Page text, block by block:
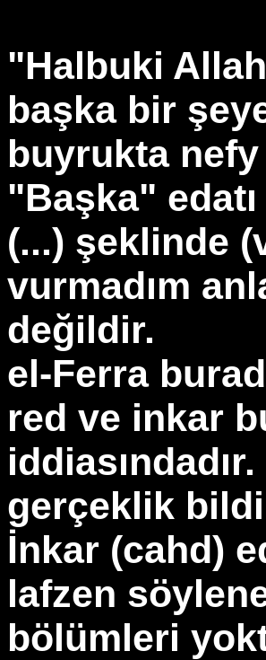
"Halbuki
başka bir
buyrukta
"Başka"
(...) şeklinde
vurmadım
değildir.
el-Ferra
red ve inkar
gerçeklik
İnkar (cahd)
lafzen
bölümleri